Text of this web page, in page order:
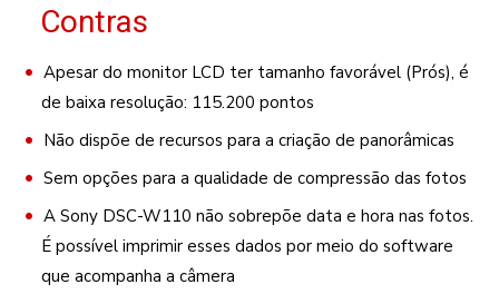
Contras
Apesar do monitor LCD ter tamanho favorável (Prós), é
de baixa resolução: 115.200 pontos
Não dispõe de recursos para a criação de panorâmicas
Sem opções para a qualidade de compressão das fotos
A Sony DSC-W110 não sobrepõe data e hora nas fotos.
É possível imprimir esses dados por meio do software
que acompanha a câmera